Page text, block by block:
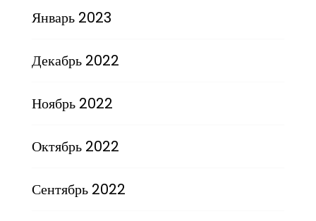
Январь 2023
Декабрь 2022
Ноябрь 2022
Октябрь 2022
Сентябрь 2022